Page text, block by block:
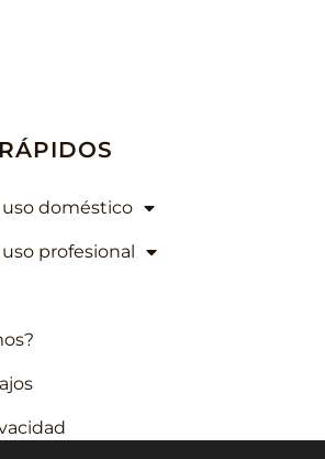
doméstico
profesional